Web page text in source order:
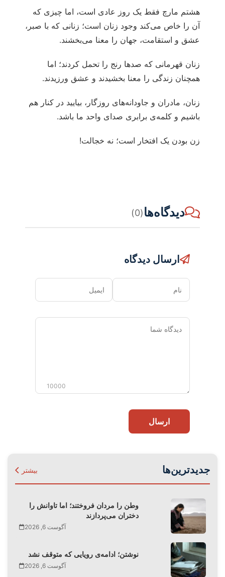
هشتم مارچ فقط یک روز عادی است، اما چیزی که
آن را خاص می‌کند وجود زنان است؛ زنانی که با صبر،
عشق و استقامت، جهان را معنا می‌بخشند.
زنان قهرمانی که صدها رنج را تحمل کردند؛ اما
همچنان زندگی را معنا بخشیدند و عشق ورزیدند.
زنان، مادران و جاودانه‌های روزگار، بیایید در کنار هم
باشیم و کلمه‌ی برابری صدای واحد ما باشد.
زن بودن یک افتخار است؛ نه خجالت!
دیدگاه‌ها(0)
ارسال دیدگاه
نام ایمیل
دیدگاه
10000
ارسال
جدیدترین‌ها بیشتر
وطن را مردان فروختند؛ اما تاوانش را
دختران می‌پردازند
آگوست 6, 2026
نوشتن؛ ادامه‌ی رویایی که متوقف نشد
آگوست 6, 2026